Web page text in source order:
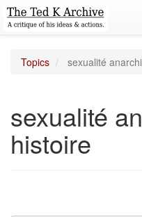
Topics sexualité
sexualité
histoire